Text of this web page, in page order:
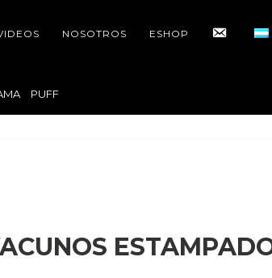
NOSOTROS ESHOP
PUFF